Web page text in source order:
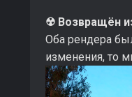
☢ Возвращён
Оба рендера
изменения, то